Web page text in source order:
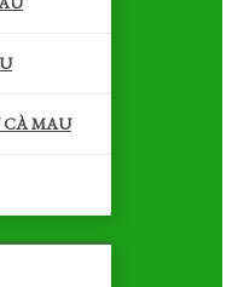
MAU